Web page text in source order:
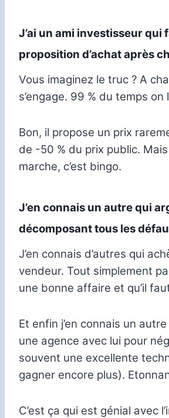
J’ai un ami investisseur qui
proposition d’achat après
Vous imaginez le truc ? A
s’engage. 99 % du temps on
Bon, il propose un prix
de -50 % du prix public.
marche, c’est bingo.
J’en connais un autre qui
décomposant tous les
J’en connais d’autres qui
vendeur. Tout simplement
une bonne affaire et qu’il
Et enfin j’en connais un
une agence avec lui pour
souvent une excellente
gagner encore plus).
C’est ça qui est génial avec